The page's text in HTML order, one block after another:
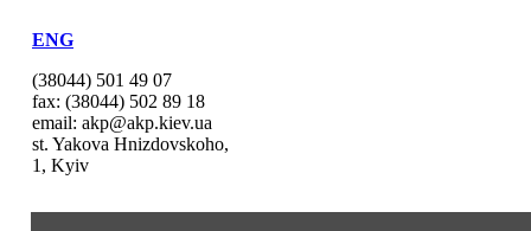
ENG
(38044) 501 49 07
fax: (38044) 502 89 18
email: akp@akp.kiev.ua
st. Yakova Hnizdovskoho,
1, Kyiv